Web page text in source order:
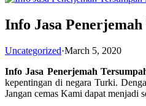
Info Jasa
Uncategorized·March 5, 2020
Info Jasa Penerjemah
kepentingan di negara Turki.
Jangan cemas Kami dapat menjadi